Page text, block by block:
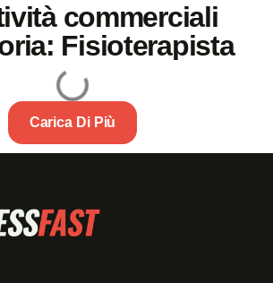
commerciali
Fisioterapista
Carica Di Più